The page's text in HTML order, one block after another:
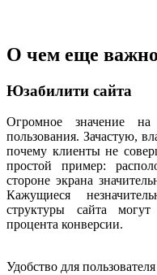
О чем еще важно
Юзабилити сайта
Огромное значение на
пользования. Зачастую,
почему клиенты не
простой пример:
стороне экрана
Кажущиеся
структуры сайта
процента конверсии.
Удобство для